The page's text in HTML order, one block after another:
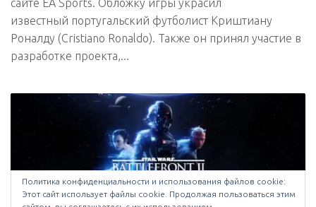
сайте EA Sports. Обложку игры украсил
известный португальский футболист Криштиану
Роналду (Cristiano Ronaldo). Также он принял участие в
разработке проекта,...
Политика конфиденциальности и использования файлов сookie:
Этот сайт использует файлы cookie. Продолжая пользоваться этим